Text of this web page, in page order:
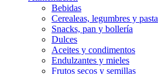
Bebidas
Cerealeas, legumbres y pasta
Snacks, pan y bollería
Dulces
Aceites y condimentos
Endulzantes y mieles
Frutos secos y semillas